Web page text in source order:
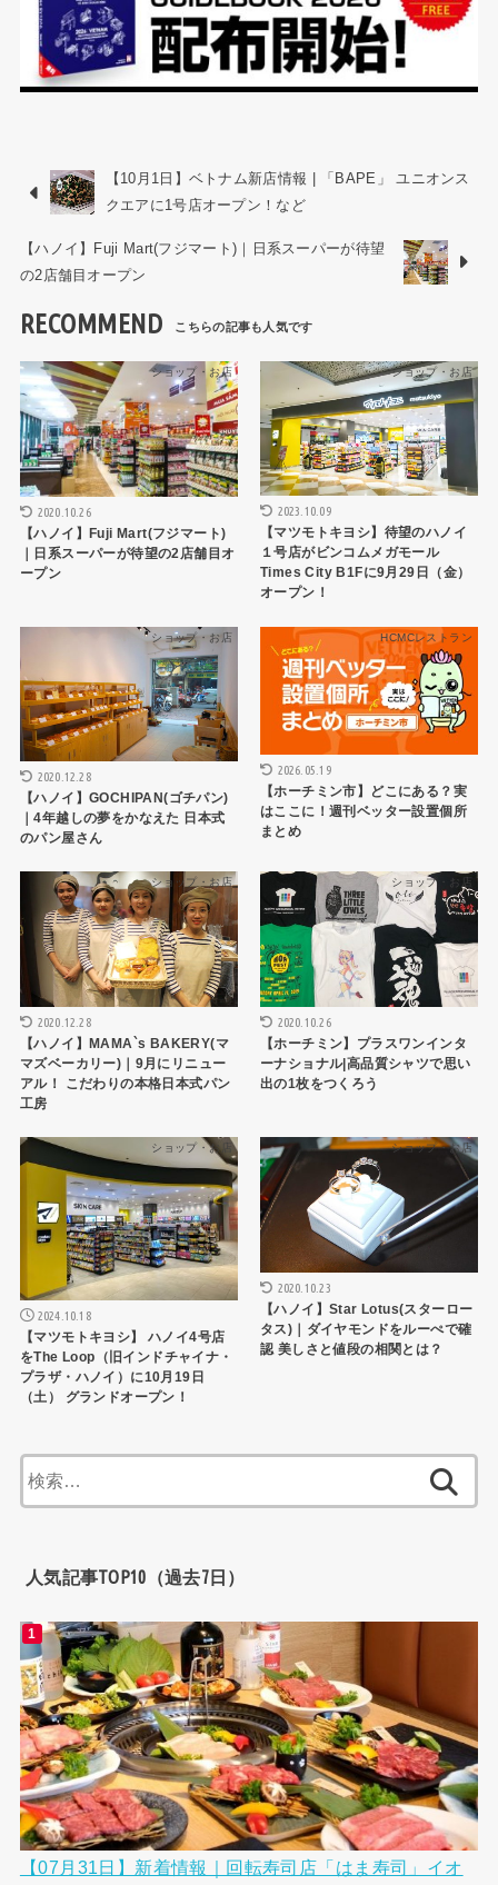
【10月1日】ベトナム新店情報 | 「BAPE」 ユニオンス
クエアに1号店オープン！など
【ハノイ】Fuji Mart(フジマート)｜日系スーパーが待望
の2店舗目オープン
RECOMMEND
ショップ・お店
2020.10.26
【ハノイ】Fuji Mart(フジマート)
｜日系スーパーが待望の2店舗目オ
ープン
ショップ・お店
2023.10.09
【マツモトキヨシ】待望のハノイ
１号店がビンコムメガモール
Times City B1Fに9月29日（金）
オープン！
ショップ・お店
2020.12.28
【ハノイ】GOCHIPAN(ゴチパン)
｜4年越しの夢をかなえた 日本式
のパン屋さん
HCMCレストラン
2026.05.19
【ホーチミン市】どこにある？実
はここに！週刊ベッター設置個所
まとめ
ショップ・お店
2020.12.28
【ハノイ】MAMA`s BAKERY(マ
マズベーカリー)｜9月にリニュー
アル！ こだわりの本格日本式パン
工房
ショップ・お店
2020.10.26
【ホーチミン】プラスワンインタ
ーナショナル|高品質シャツで思い
出の1枚をつくろう
ショップ・お店
2024.10.18
【マツモトキヨシ】 ハノイ4号店
をThe Loop（旧インドチャイナ・
プラザ・ハノイ）に10月19日
（土） グランドオープン！
ショップ・お店
2020.10.23
【ハノイ】Star Lotus(スターロー
タス)｜ダイヤモンドをルーぺで確
認 美しさと値段の相関とは？
索:
人気記事TOP10（過去7日）
【07月31日】新着情報｜回転寿司店「はま寿司」イオ